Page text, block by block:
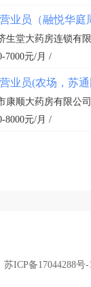
业员（融悦华庭
生堂大药房连锁有
7000元/月 /
业员(农场，苏通
康顺大药房有限公司
8000元/月 /
苏ICP备17044288号-